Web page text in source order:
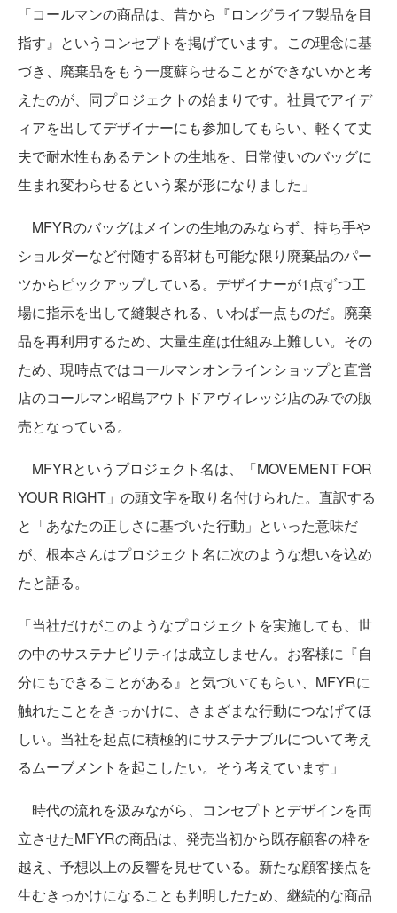
「コールマンの商品は、昔から『ロングライフ製品を目
指す』というコンセプトを掲げています。この理念に基
づき、廃棄品をもう一度蘇らせることができないかと考
えたのが、同プロジェクトの始まりです。社員でアイデ
ィアを出してデザイナーにも参加してもらい、軽くて丈
夫で耐水性もあるテントの生地を、日常使いのバッグに
生まれ変わらせるという案が形になりました」
MFYRのバッグはメインの生地のみならず、持ち手や
ショルダーなど付随する部材も可能な限り廃棄品のパー
ツからピックアップしている。デザイナーが1点ずつ工
場に指示を出して縫製される、いわば一点ものだ。廃棄
品を再利用するため、大量生産は仕組み上難しい。その
ため、現時点ではコールマンオンラインショップと直営
店のコールマン昭島アウトドアヴィレッジ店のみでの販
売となっている。
MFYRというプロジェクト名は、「MOVEMENT FOR
YOUR RIGHT」の頭文字を取り名付けられた。直訳する
と「あなたの正しさに基づいた行動」といった意味だ
が、根本さんはプロジェクト名に次のような想いを込め
たと語る。
「当社だけがこのようなプロジェクトを実施しても、世
の中のサステナビリティは成立しません。お客様に『自
分にもできることがある』と気づいてもらい、MFYRに
触れたことをきっかけに、さまざまな行動につなげてほ
しい。当社を起点に積極的にサステナブルについて考え
るムーブメントを起こしたい。そう考えています」
時代の流れを汲みながら、コンセプトとデザインを両
立させたMFYRの商品は、発売当初から既存顧客の枠を
越え、予想以上の反響を見せている。新たな顧客接点を
生むきっかけになることも判明したため、継続的な商品